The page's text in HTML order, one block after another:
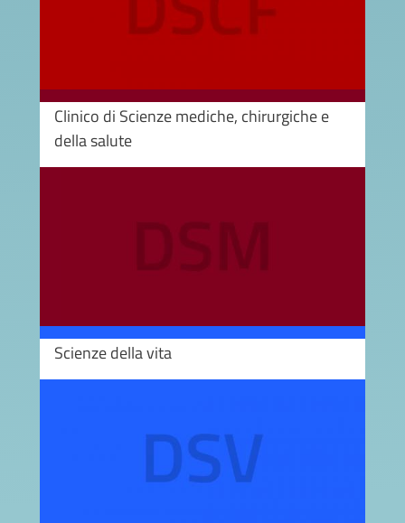
Clinico di Scienze mediche, chirurgiche e
della salute
Scienze della vita